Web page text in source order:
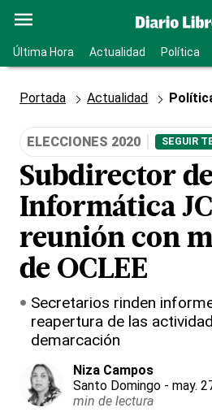
Última Hora Actualidad Política
Portada Actualidad
ELECCIONES 2020 SEGUIR
Subdirector de
Informática
reunión con
de OCLEE
Secretarios rinden
reapertura de las
demarcación
Niza Campos
Santo Domingo - may.
min de lectura